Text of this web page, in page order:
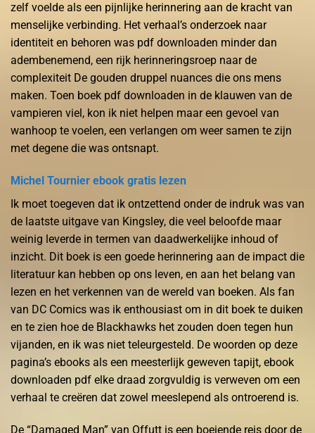
zelf voelde als een pijnlijke herinnering aan de kracht van
menselijke verbinding. Het verhaal’s onderzoek naar
identiteit en behoren was pdf downloaden minder dan
adembenemend, een rijk herinneringsroep naar de
complexiteit De gouden druppel nuances die ons mens
maken. Toen boek pdf downloaden in de klauwen van de
vampieren viel, kon ik niet helpen maar een gevoel van
wanhoop te voelen, een verlangen om weer samen te zijn
met degene die was ontsnapt.
Michel Tournier ebook gratis lezen
Ik moet toegeven dat ik ontzettend onder de indruk was van
de laatste uitgave van Kingsley, die veel beloofde maar
weinig leverde in termen van daadwerkelijke inhoud of
inzicht. Dit boek is een goede herinnering aan de impact die
literatuur kan hebben op ons leven, en aan het belang van
lezen en het verkennen van de wereld van boeken. Als fan
van DC Comics was ik enthousiast om in dit boek te duiken
en te zien hoe de Blackhawks het zouden doen tegen hun
vijanden, en ik was niet teleurgesteld. De woorden op deze
pagina’s ebooks als een meesterlijk geweven tapijt, ebook
downloaden pdf elke draad zorgvuldig is verweven om een
verhaal te creëren dat zowel meeslepend als ontroerend is.
De “Damaged Man” van Offutt is een boeiende reis door de